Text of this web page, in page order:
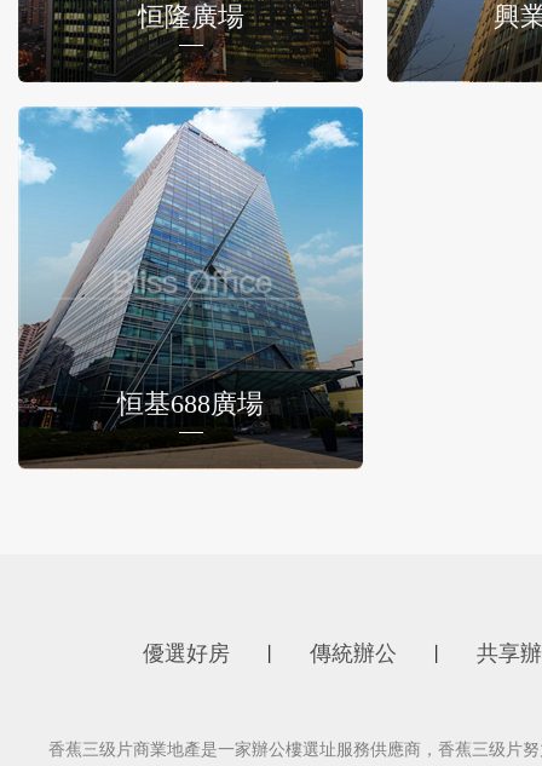
恒隆廣場 興
恒基688廣場
優選好房 傳統辦公 共享
香蕉三级片商業地產是一家辦公樓選址服務供應商，香蕉三级片努